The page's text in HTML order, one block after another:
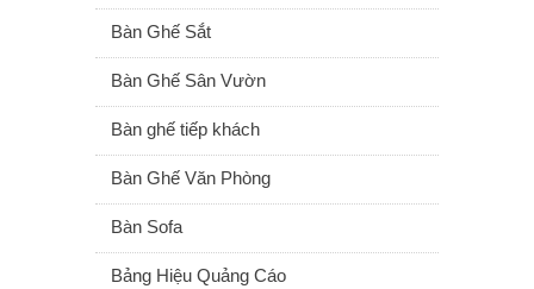
Bàn Ghế Sắt
Bàn Ghế Sân Vườn
Bàn ghế tiếp khách
Bàn Ghế Văn Phòng
Bàn Sofa
Bảng Hiệu Quảng Cáo